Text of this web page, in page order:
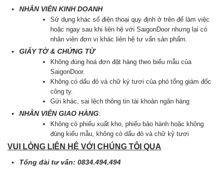
NHÂN VIÊN KINH DOANH
Sử dụng khác số điện thoại quy định ở trên để làm việc
hoặc ngay sau khi liên hệ với SaigonDoor nhưng lại có
nhân viên đơn vị khác liên hệ tư vấn sản phẩm.
GIẤY TỜ & CHỨNG TỪ
Không đúng hoá đơn đặt hàng theo biểu mẫu của
SaigonDoor.
Không có dấu đỏ và chữ ký tươi của phó tổng giám đốc
công ty.
Gửi khác, sai lệch thông tin tài khoản ngân hàng
NHÂN VIÊN GIAO HÀNG:
Không có phiếu xuất kho, phiếu bảo hành hoặc không
đúng kiểu mẫu, không có dấu đỏ và chữ kỷ tươi
VUI LÒNG LIÊN HỆ VỚI CHÚNG TÔI QUA
Tổng đài tư vấn: 0834.494.494